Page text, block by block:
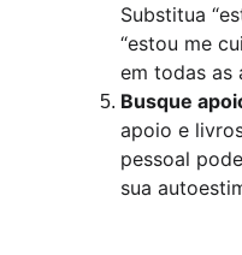
Substitua
“estou me
em todas as
Busque
apoio e
pessoal
sua